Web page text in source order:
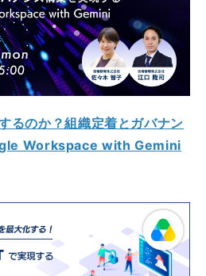
るのか？組織定着とガバナン
Workspace with Gemini